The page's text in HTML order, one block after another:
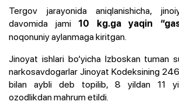
Tergov jarayonida aniqlanishicha,
davomida jami
10 kg.ga yaqin
noqonuniy aylanmaga kiritgan.
Jinoyat ishlari bo‘yicha Izboskan tuman
narkosavdogarlar Jinoyat Kodeksining
bilan aybli deb topilib, 8 yildan 11
ozodlikdan mahrum etildi.